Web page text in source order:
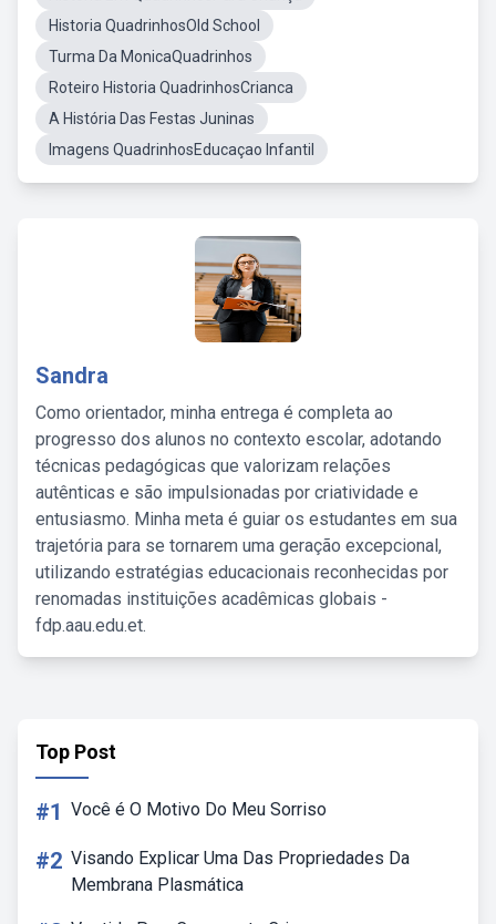
Historia QuadrinhosOld School
Turma Da MonicaQuadrinhos
Roteiro Historia QuadrinhosCrianca
A História Das Festas Juninas
Imagens QuadrinhosEducaçao Infantil
Sandra
Como orientador, minha entrega é completa ao
progresso dos alunos no contexto escolar, adotando
técnicas pedagógicas que valorizam relações
autênticas e são impulsionadas por criatividade e
entusiasmo. Minha meta é guiar os estudantes em sua
trajetória para se tornarem uma geração excepcional,
utilizando estratégias educacionais reconhecidas por
renomadas instituições acadêmicas globais -
fdp.aau.edu.et.
Top Post
#1 Você é O Motivo Do Meu Sorriso
#2 Visando Explicar Uma Das Propriedades Da
Membrana Plasmática